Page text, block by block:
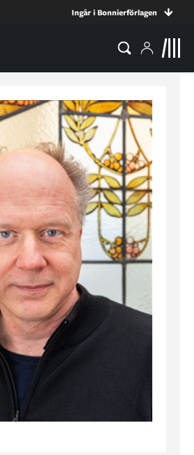
Ingår i Bonnierförlagen